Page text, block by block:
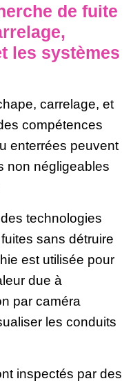
de fuite
les systèmes
carrelage, et
compétences
enterrées peuvent
non négligeables
technologies
sans détruire
est utilisée pour
due à
par caméra
les conduits
inspectés par des